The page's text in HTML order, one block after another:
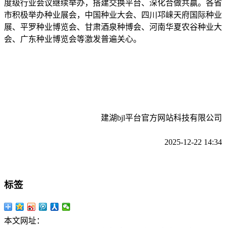
度级行业会议继续举办，搭建交换平台、深化合做共赢。各省
市积极举办种业展会，中国种业大会、四川邛崃天府国际种业
展、平罗种业博览会、甘肃酒泉种博会、河南华夏农谷种业大
会、广东种业博览会等激发普遍关心。
建湖bjl平台官方网站科技有限公司
2025-12-22 14:34
标签
本文网址：